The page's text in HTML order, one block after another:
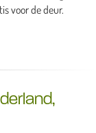
voor de deur.